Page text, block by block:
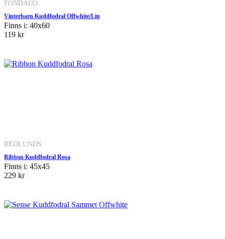
FONDACO
Vinterbarn Kuddfodral Offwhite/Lin
Finns i: 40x60
119 kr
REDLUNDS
Ribbon Kuddfodral Rosa
Finns i: 45x45
229 kr